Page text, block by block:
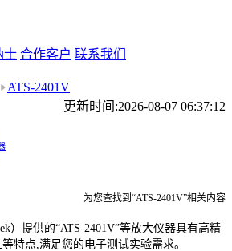
士 合作客户 联系我们
ATS-2401V
更新时间:2026-08-07 06:37:12
为您查找到“ATS-2401V”相关内容
）提供的“ATS-2401V”等放大仪器具有高精
特点,满足您的电子测试实验需求。